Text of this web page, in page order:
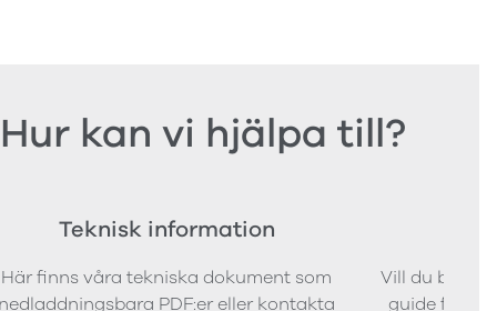
Hur kan vi hjälpa till?
Teknisk information
Här finns våra tekniska dokument som
PDF:er eller kontakta
Vill du
guide för